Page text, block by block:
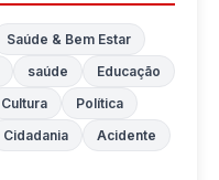
Saúde & Bem Estar
saúde
Educação
Cultura
Política
Cidadania
Acidente